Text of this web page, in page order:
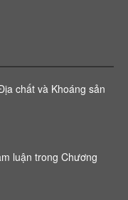
chất và Khoáng sản
luận trong Chương